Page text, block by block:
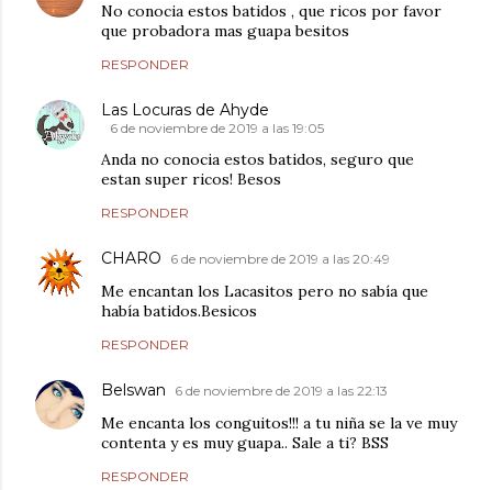
No conocia estos batidos , que ricos por favor
que probadora mas guapa besitos
RESPONDER
Las Locuras de Ahyde
6 de noviembre de 2019 a las 19:05
Anda no conocia estos batidos, seguro que
estan super ricos! Besos
RESPONDER
CHARO 6 de noviembre de 2019 a las 20:49
Me encantan los Lacasitos pero no sabía que
había batidos.Besicos
RESPONDER
Belswan 6 de noviembre de 2019 a las 22:13
Me encanta los conguitos!!! a tu niña se la ve muy
contenta y es muy guapa.. Sale a ti? BSS
RESPONDER